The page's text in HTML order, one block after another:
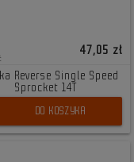
47,05 zł
Reverse Single Speed
Sprocket 14T
DO KOSZYKA